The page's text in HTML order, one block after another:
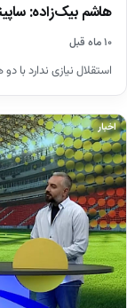
هاشم بیک‌زاده:
۱۰ ماه قبل
استقلال نیازی ندارد با
اخبار